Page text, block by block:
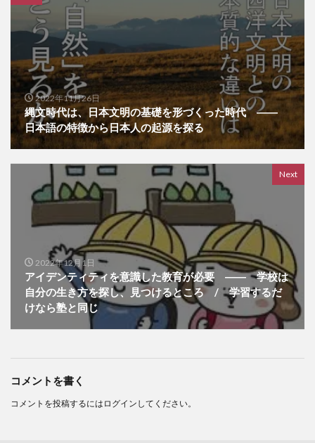
2022年11月26日
縄文時代は、日本文明の基礎を形づくった時代 ――
日本語の特徴から日本人の起源を探る
Next
2022年12月1日
アイデンティティを意識した教育が必要 ―― 学校は
自分の生き方を探し、見つけるところ / 学習するだ
けなら塾と同じ
コメントを書く
コメントを投稿するには ログイン してください。